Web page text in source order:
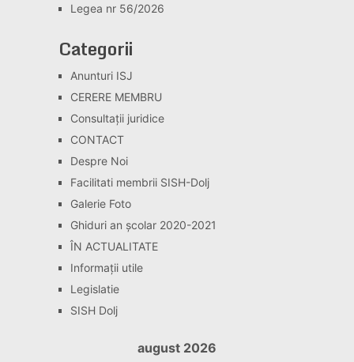
Legea nr 56/2026
Categorii
Anunturi ISJ
CERERE MEMBRU
Consultaţii juridice
CONTACT
Despre Noi
Facilitati membrii SISH-Dolj
Galerie Foto
Ghiduri an școlar 2020-2021
ÎN ACTUALITATE
Informaţii utile
Legislatie
SISH Dolj
august 2026